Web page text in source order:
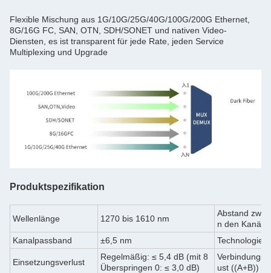
Flexible Mischung aus 1G/10G/25G/40G/100G/200G Ethernet,
8G/16G FC, SAN, OTN, SDH/SONET und nativen Video-
Diensten, es ist transparent für jede Rate, jeden Service
Multiplexing und Upgrade
Produktspezifikation
Wellenlänge 1270 bis 1610 nm
Abstand
n den
Kanalpassband
±6,5 nm Technologie
Einsetzungsverlust
Regelmäßig: ≤ 5,4 dB (mit 8
Überspringen 0: ≤ 3,0 dB)
ust ((A+B))